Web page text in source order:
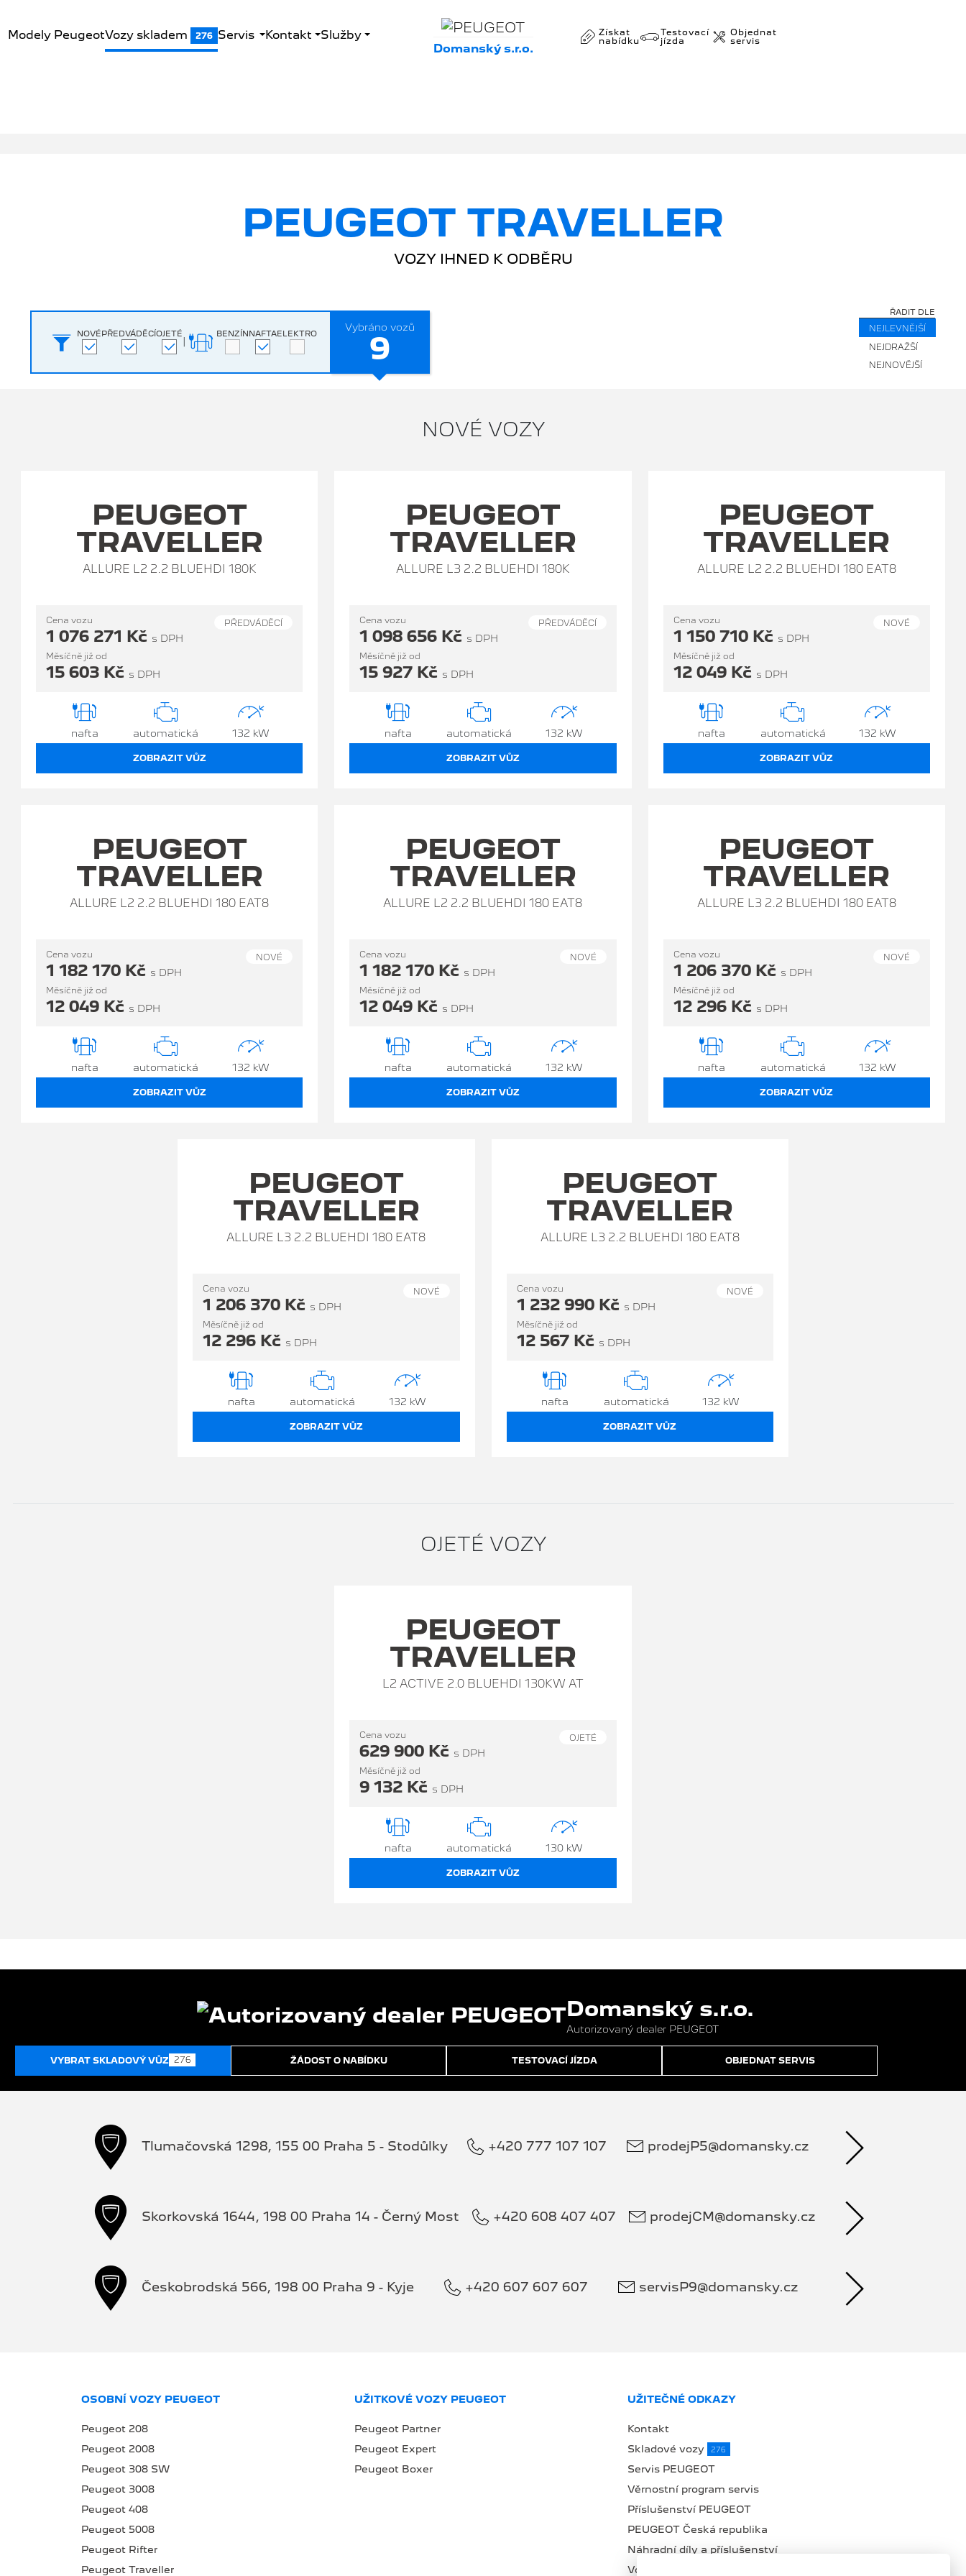
Modely PeugeotVozy skladem 276 Servis Kontakt
Služby
Domanský s.r.o.
Získat
nabídku
Testovací
jízda
Objednat
servis
PEUGEOT TRAVELLER
VOZY IHNED K ODBĚRU
NOVÉ PŘEDVÁDĚCÍ OJETÉ BENZÍN NAFTAELEKTRO
Vybráno vozů
9
ŘADIT DLE
NEJLEVNĚJŠÍ
NEJDRAŽŠÍ
NEJNOVĚJŠÍ
NOVÉ VOZY
PEUGEOT
TRAVELLER
ALLURE L2 2.2 BLUEHDI 180K
Cena vozu
1 076 271 Kč s DPH
Měsíčně již od
15 603 Kč s DPH
PŘEDVÁDĚCÍ
nafta automatická 132 kW
ZOBRAZIT VŮZ
PEUGEOT
TRAVELLER
ALLURE L3 2.2 BLUEHDI 180K
Cena vozu
1 098 656 Kč s DPH
Měsíčně již od
15 927 Kč s DPH
PŘEDVÁDĚCÍ
nafta automatická 132 kW
ZOBRAZIT VŮZ
PEUGEOT
TRAVELLER
ALLURE L2 2.2 BLUEHDI 180 EAT8
Cena vozu
1 150 710 Kč s DPH
Měsíčně již od
12 049 Kč s DPH
NOVÉ
nafta automatická 132 kW
ZOBRAZIT VŮZ
PEUGEOT
TRAVELLER
ALLURE L2 2.2 BLUEHDI 180 EAT8
Cena vozu
1 182 170 Kč s DPH
Měsíčně již od
12 049 Kč s DPH
NOVÉ
nafta automatická 132 kW
ZOBRAZIT VŮZ
PEUGEOT
TRAVELLER
ALLURE L2 2.2 BLUEHDI 180 EAT8
Cena vozu
1 182 170 Kč s DPH
Měsíčně již od
12 049 Kč s DPH
NOVÉ
nafta automatická 132 kW
ZOBRAZIT VŮZ
PEUGEOT
TRAVELLER
ALLURE L3 2.2 BLUEHDI 180 EAT8
Cena vozu
1 206 370 Kč s DPH
Měsíčně již od
12 296 Kč s DPH
NOVÉ
nafta automatická 132 kW
ZOBRAZIT VŮZ
PEUGEOT
TRAVELLER
ALLURE L3 2.2 BLUEHDI 180 EAT8
Cena vozu
1 206 370 Kč s DPH
Měsíčně již od
12 296 Kč s DPH
NOVÉ
nafta automatická 132 kW
ZOBRAZIT VŮZ
PEUGEOT
TRAVELLER
ALLURE L3 2.2 BLUEHDI 180 EAT8
Cena vozu
1 232 990 Kč s DPH
Měsíčně již od
12 567 Kč s DPH
NOVÉ
nafta automatická 132 kW
ZOBRAZIT VŮZ
OJETÉ VOZY
PEUGEOT
TRAVELLER
L2 ACTIVE 2.0 BLUEHDI 130KW AT
Cena vozu
629 900 Kč s DPH
Měsíčně již od
9 132 Kč s DPH
OJETÉ
nafta automatická 130 kW
ZOBRAZIT VŮZ
Domanský s.r.o.
Autorizovaný dealer PEUGEOT
VYBRAT SKLADOVÝ VŮZ 276 ŽÁDOST O NABÍDKU TESTOVACÍ JÍZDA OBJEDNAT SERVIS
Tlumačovská 1298, 155 00 Praha 5 - Stodůlky +420 777 107 107 prodejP5@domansky.cz
Skorkovská 1644, 198 00 Praha 14 - Černý Most +420 608 407 407 prodejCM@domansky.cz
Českobrodská 566, 198 00 Praha 9 - Kyje +420 607 607 607 servisP9@domansky.cz
OSOBNÍ VOZY PEUGEOT
Peugeot 208
Peugeot 2008
Peugeot 308 SW
Peugeot 3008
Peugeot 408
Peugeot 5008
Peugeot Rifter
Peugeot Traveller
UŽITKOVÉ VOZY PEUGEOT
Peugeot Partner
Peugeot Expert
Peugeot Boxer
UŽITEČNÉ ODKAZY
Kontakt
Skladové vozy
276
Servis PEUGEOT
Věrnostní program servis
Příslušenství PEUGEOT
PEUGEOT Česká republika
Náhradní díly a příslušenství
Volná místa